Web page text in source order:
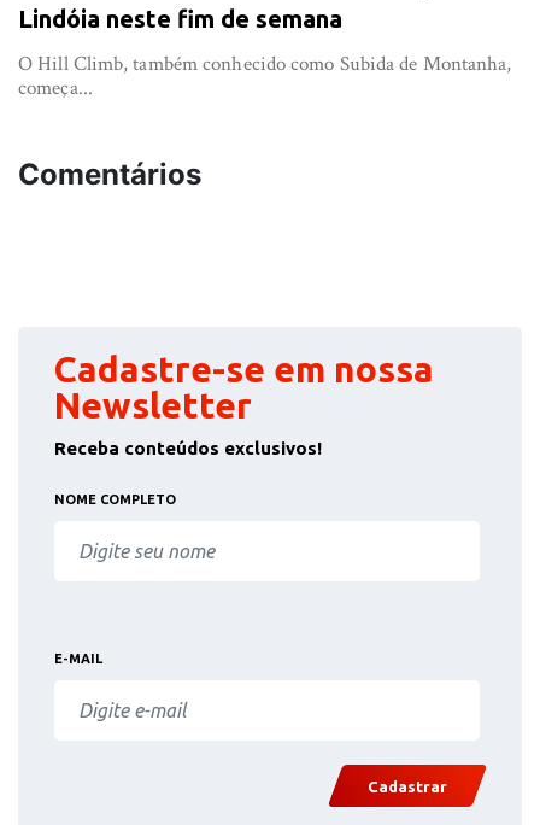
Lindóia neste fim de semana
O Hill Climb, também conhecido como Subida de Montanha,
começa...
Comentários
Cadastre-se em nossa
Newsletter
Receba conteúdos exclusivos!
NOME COMPLETO
E-MAIL
Cadastrar